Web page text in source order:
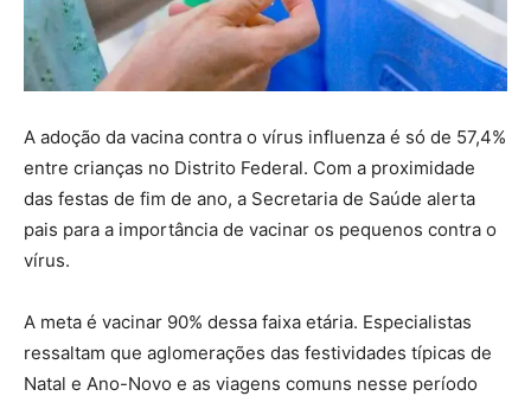
A adoção da vacina contra o vírus influenza é só de 57,4%
entre crianças no Distrito Federal. Com a proximidade
das festas de fim de ano, a Secretaria de Saúde alerta
pais para a importância de vacinar os pequenos contra o
vírus.
A meta é vacinar 90% dessa faixa etária. Especialistas
ressaltam que aglomerações das festividades típicas de
Natal e Ano-Novo e as viagens comuns nesse período